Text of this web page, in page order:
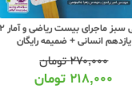
خیلی سبز ماجرای بیست ریاضی و آمار 2
یازدهم انسانی + ضمیمه رایگان
۲۷۰,۰۰۰تومان
۲۱۸,۰۰۰ تومان